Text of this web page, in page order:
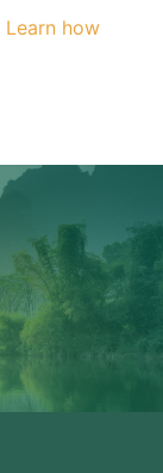
Learn how